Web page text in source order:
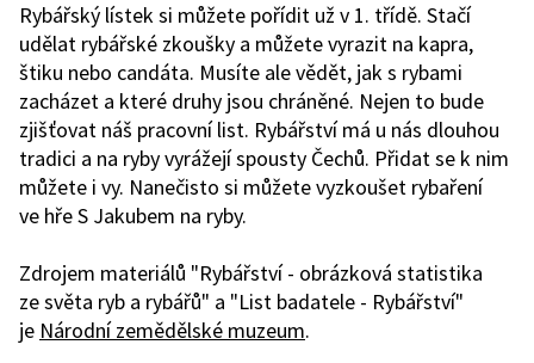
Rybářský lístek si můžete pořídit už v 1. třídě. Stačí
udělat rybářské zkoušky a můžete vyrazit na kapra,
štiku nebo candáta. Musíte ale vědět, jak s rybami
zacházet a které druhy jsou chráněné. Nejen to bude
zjišťovat náš pracovní list. Rybářství má u nás dlouhou
tradici a na ryby vyrážejí spousty Čechů. Přidat se k nim
můžete i vy. Nanečisto si můžete vyzkoušet rybaření
ve hře S Jakubem na ryby.
Zdrojem materiálů "Rybářství - obrázková statistika
ze světa ryb a rybářů" a "List badatele - Rybářství"
je Národní zemědělské muzeum.